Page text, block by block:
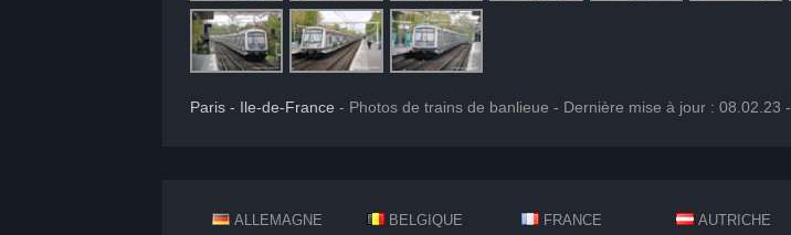
Paris - Ile-de-France - Photos de trains de banlieue - Dernière mise à jour : 08.02.23 -
ALLEMAGNE
BELGIQUE
FRANCE
AUTRICHE